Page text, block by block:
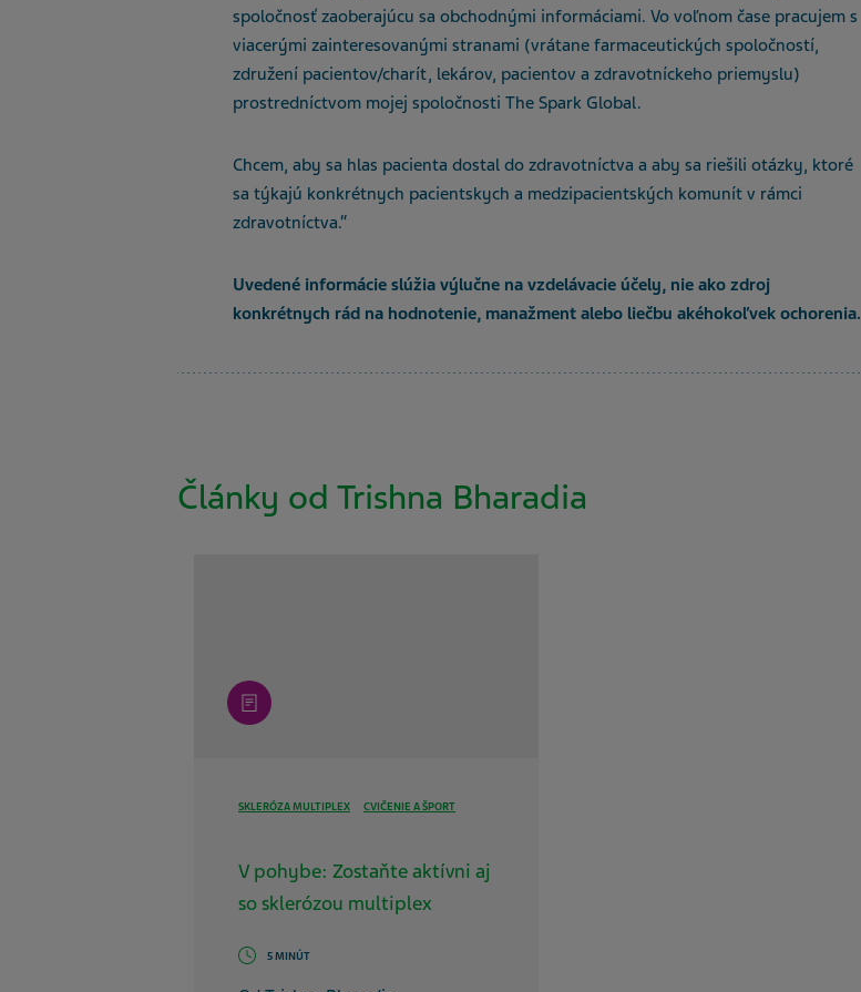
spoločnosť zaoberajúcu sa obchodnými informáciami. Vo voľnom čase pracujem s
viacerými zainteresovanými stranami (vrátane farmaceutických spoločností,
združení pacientov/charít, lekárov, pacientov a zdravotníckeho priemyslu)
prostredníctvom mojej spoločnosti The Spark Global.
Chcem, aby sa hlas pacienta dostal do zdravotníctva a aby sa riešili otázky, ktoré
sa týkajú konkrétnych pacientskych a medzipacientských komunít v rámci
zdravotníctva.“
Uvedené informácie slúžia výlučne na vzdelávacie účely, nie ako zdroj
konkrétnych rád na hodnotenie, manažment alebo liečbu akéhokoľvek ochorenia.
Články od Trishna Bharadia
article
SKLERÓZA MULTIPLEX CVIČENIE A ŠPORT
V pohybe: Zostaňte aktívni aj
so sklerózou multiplex
5 MINÚT